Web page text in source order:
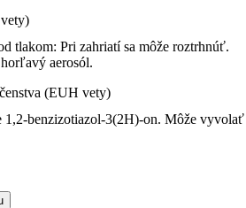
tlakom: Pri zahriatí sa môže roztrhnúť.
aerosól.
(EUH vety)
1,2-benzizotiazol-3(2H)-on. Môže vyvolať